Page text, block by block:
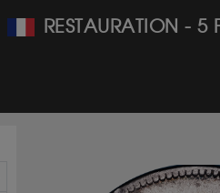
RESTAURATION - 5